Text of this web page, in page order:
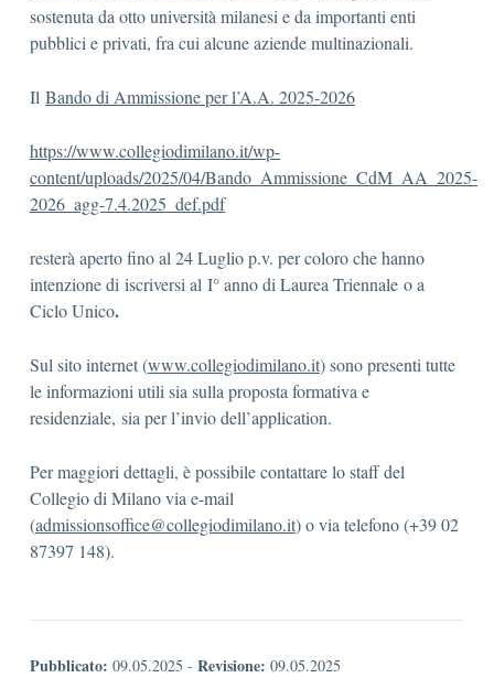
sostenuta da otto università milanesi e da importanti enti
pubblici e privati, fra cui alcune aziende multinazionali.
Il Bando di Ammissione per l’A.A. 2025-2026
https://www.collegiodimilano.it/wp-
content/uploads/2025/04/Bando_Ammissione_CdM_AA_2025-
2026_agg-7.4.2025_def.pdf
resterà aperto fino al 24 Luglio p.v. per coloro che hanno
intenzione di iscriversi al I° anno di Laurea Triennale o a
Ciclo Unico.
Sul sito internet (www.collegiodimilano.it) sono presenti tutte
le informazioni utili sia sulla proposta formativa e
residenziale, sia per l’invio dell’application.
Per maggiori dettagli, è possibile contattare lo staff del
Collegio di Milano via e-mail
(admissionsoffice@collegiodimilano.it) o via telefono (+39 02
87397 148).
Pubblicato: 09.05.2025 - Revisione: 09.05.2025